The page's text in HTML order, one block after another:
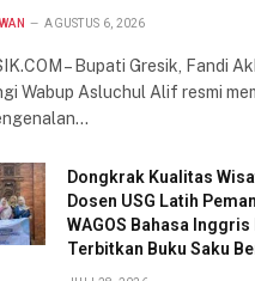
AGUSTUS 6, 2026
– Bupati Gresik, Fandi
Wabup Asluchul Alif resmi
Dongkrak Kualitas
Dosen USG Latih
WAGOS Bahasa
Terbitkan Buku Saku